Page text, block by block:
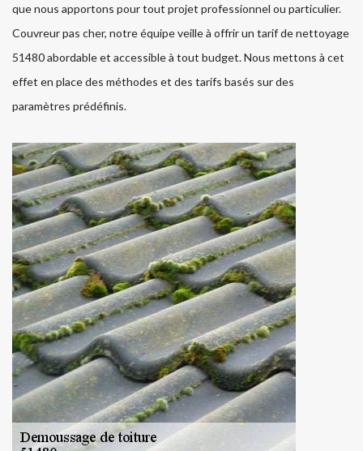
que nous apportons pour tout projet professionnel ou particulier.
Couvreur pas cher, notre équipe veille à offrir un tarif de nettoyage
51480 abordable et accessible à tout budget. Nous mettons à cet
effet en place des méthodes et des tarifs basés sur des
paramètres prédéfinis.